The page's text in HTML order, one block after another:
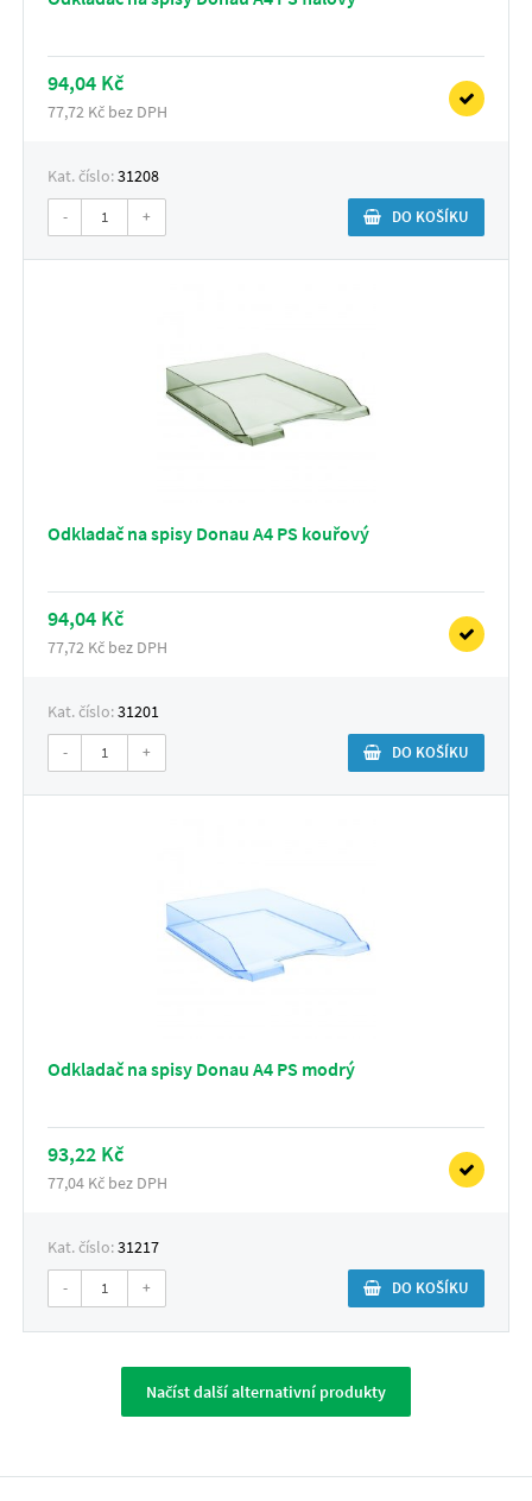
94,04 Kč
77,72 Kč bez DPH
Kat. číslo:31208
- + DO KOŠÍKU
Odkladač na spisy Donau A4 PS kouřový
94,04 Kč
77,72 Kč bez DPH
Kat. číslo:31201
- + DO KOŠÍKU
Odkladač na spisy Donau A4 PS modrý
93,22 Kč
77,04 Kč bez DPH
Kat. číslo:31217
- + DO KOŠÍKU
Načíst další alternativní produkty